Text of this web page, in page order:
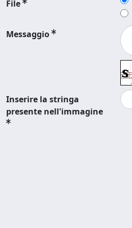
File
Messaggio
Inserire la stringa
presente nell'immagine